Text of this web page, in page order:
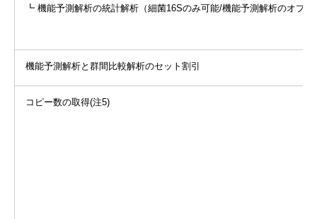
┗ 機能予測解析の統計解析（細菌16Sのみ可能/機能予測解析のオプシ
機能予測解析と群間比較解析のセット割引
コピー数の取得(注5)